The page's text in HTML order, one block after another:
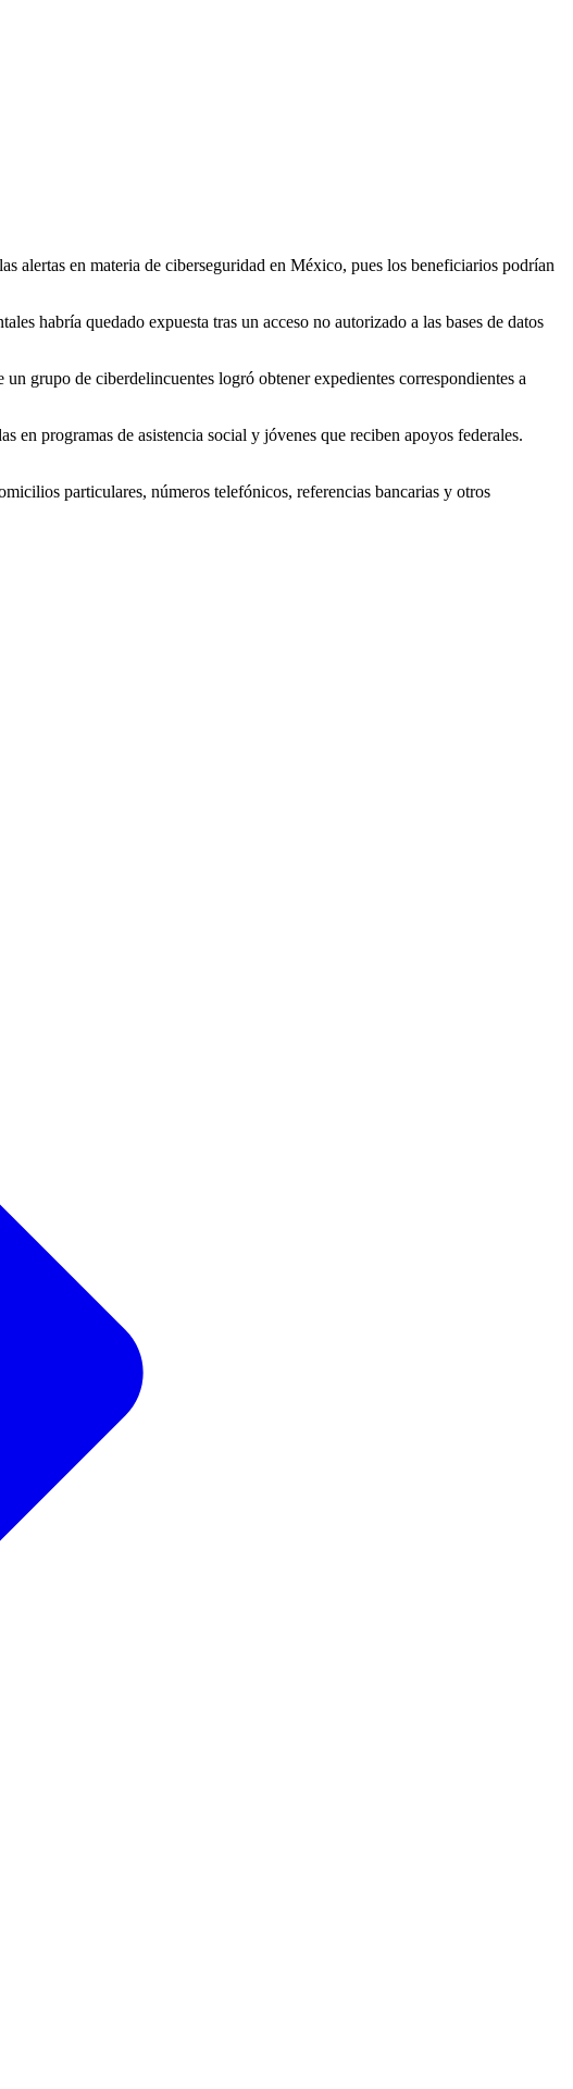
alertas en materia de ciberseguridad en México, pues los beneficiarios podrían
habría quedado expuesta tras un acceso no autorizado a las bases de datos
un grupo de ciberdelincuentes logró obtener expedientes correspondientes a
en programas de asistencia social y jóvenes que reciben apoyos federales.
particulares, números telefónicos, referencias bancarias y otros